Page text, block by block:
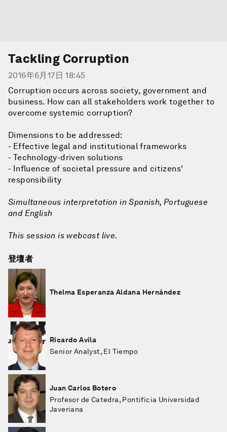
Tackling Corruption
2016年6月17日 18:45
Corruption occurs across society, government and
business. How can all stakeholders work together to
overcome systemic corruption?
Dimensions to be addressed:
- Effective legal and institutional frameworks
- Technology-driven solutions
- Influence of societal pressure and citizens'
responsibility
Simultaneous interpretation in Spanish, Portuguese
and English
This session is webcast live.
登壇者
Thelma Esperanza Aldana Hernández
Ricardo Avila
Senior Analyst, El Tiempo
Juan Carlos Botero
Profesor de Catedra, Pontificia Universidad
Javeriana